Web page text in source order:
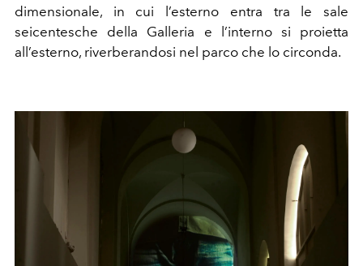
dimensionale, in cui l’esterno entra tra le sale
seicentesche della Galleria e l’interno si proietta
all’esterno, riverberandosi nel parco che lo circonda.